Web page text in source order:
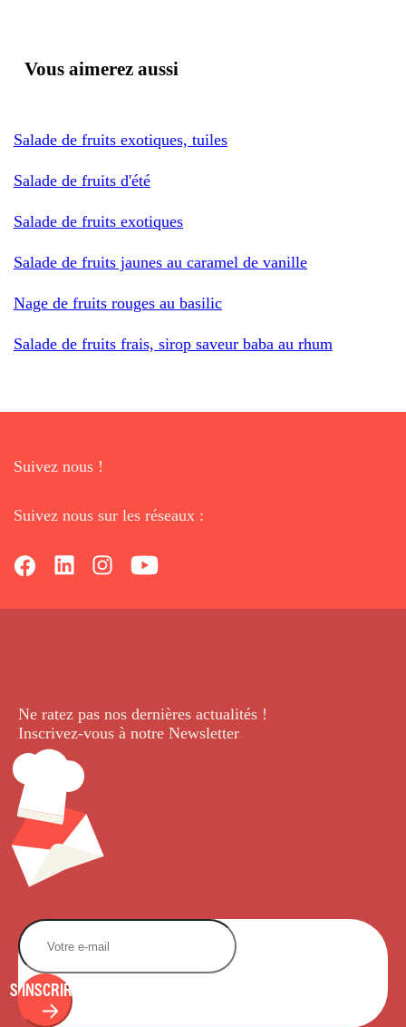
Vous aimerez aussi
Salade de fruits exotiques, tuiles
Salade de fruits d'été
Salade de fruits exotiques
Salade de fruits jaunes au caramel de vanille
Nage de fruits rouges au basilic
Salade de fruits frais, sirop saveur baba au rhum
Suivez nous !
Suivez nous sur les réseaux :
Ne ratez pas nos dernières actualités !
Inscrivez-vous à notre Newsletter.
S'INSCRIRE